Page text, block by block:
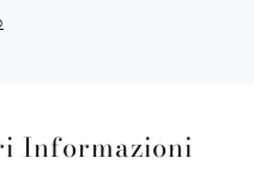
Informazioni